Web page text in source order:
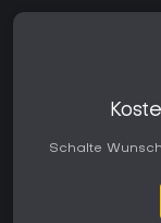
Schalte